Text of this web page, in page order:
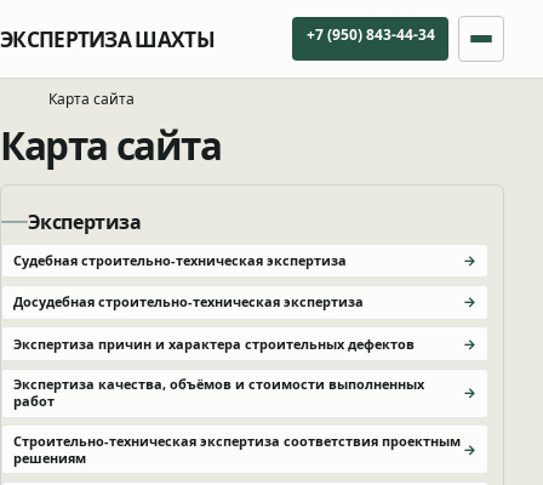
ЭКСПЕРТИЗА ШАХТЫ +7 (950) 843-44-34
Карта сайта
Карта сайта
Экспертиза
Судебная строительно-техническая экспертиза
Досудебная строительно-техническая экспертиза
Экспертиза причин и характера строительных дефектов
Экспертиза качества, объёмов и стоимости выполненных
работ
Строительно-техническая экспертиза соответствия проектным
решениям